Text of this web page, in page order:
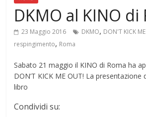
DKMO al KINO di
23 Maggio 2016 DKMO, DON'T KICK
respingimento, Roma
Sabato 21 maggio il KINO di Roma ha
DON’T KICK ME OUT! La
libro
Condividi su: